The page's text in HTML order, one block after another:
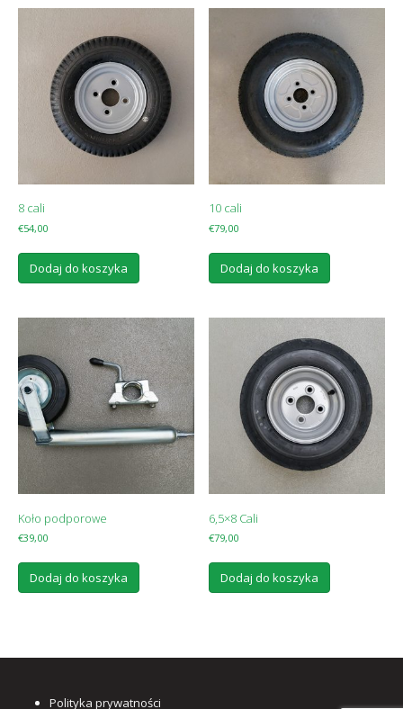
8 cali
€54,00
Dodaj do koszyka
10 cali
€79,00
Dodaj do koszyka
Koło podporowe
€39,00
Dodaj do koszyka
6,5×8 Cali
€79,00
Dodaj do koszyka
Polityka prywatności